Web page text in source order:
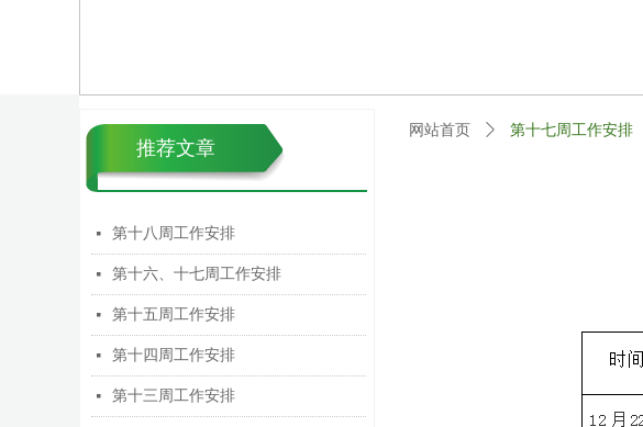
网站首页 ꄲ 第十七周工作安排
推荐文章
넷 第十八周工作安排
넷 第十六、十七周工作安排
넷 第十五周工作安排
넷 第十四周工作安排
넷 第十三周工作安排